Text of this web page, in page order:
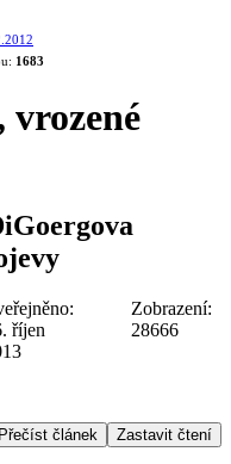
1683
vrozené
říjen
Zobrazení:
28666
Přečíst článek Zastavit čtení